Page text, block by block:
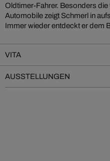
Oldtimer-Fahrer. Besonders
Automobile zeigt Schmerl in
Immer wieder entdeckt er dem
VITA
AUSSTELLUNGEN